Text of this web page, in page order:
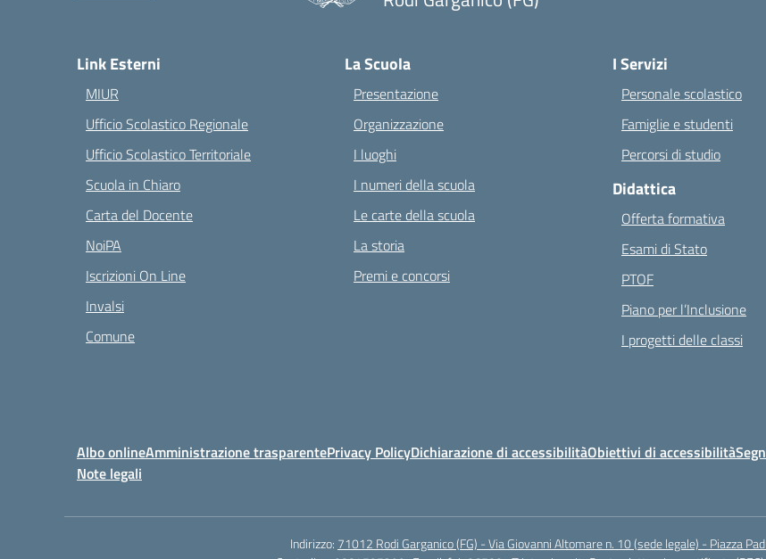
Link Esterni
MIUR
Ufficio Scolastico Regionale
Ufficio Scolastico Territoriale
Scuola in Chiaro
Carta del Docente
NoiPA
Iscrizioni On Line
Invalsi
Comune
La Scuola
Presentazione
Organizzazione
I luoghi
I numeri della scuola
Le carte della scuola
La storia
Premi e concorsi
I Servizi
Personale scolastico
Famiglie e studenti
Percorsi di studio
Didattica
Offerta formativa
Esami di Stato
PTOF
Piano per l’Inclusione
I progetti delle classi
Albo onlineAmministrazione trasparentePrivacy PolicyDichiarazione di accessibilitàObiettivi di accessibilità
Note legali
Indirizzo: 71012 Rodi Garganico (FG) - Via Giovanni Altomare n. 10 (sede legale) - Piazza